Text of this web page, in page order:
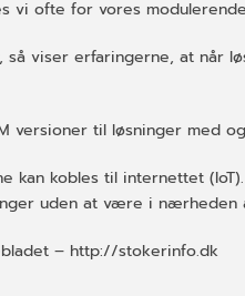
vi ofte for vores
så viser erfaringerne, at
versioner til løsninger med
kan kobles til internettet
uden at være i nærheden
– http://stokerinfo.dk